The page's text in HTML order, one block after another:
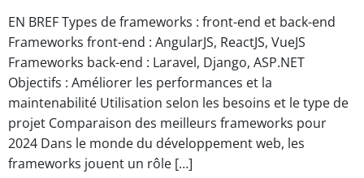
EN BREF Types de frameworks : front-end et back-end
Frameworks front-end : AngularJS, ReactJS, VueJS
Frameworks back-end : Laravel, Django, ASP.NET
Objectifs : Améliorer les performances et la
maintenabilité Utilisation selon les besoins et le type de
projet Comparaison des meilleurs frameworks pour
2024 Dans le monde du développement web, les
frameworks jouent un rôle […]